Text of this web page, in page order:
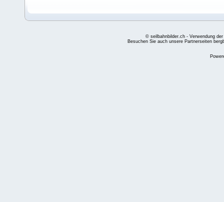
© seilbahnbilder.ch - Verwendung
Besuchen Sie auch unsere Partnerseiten